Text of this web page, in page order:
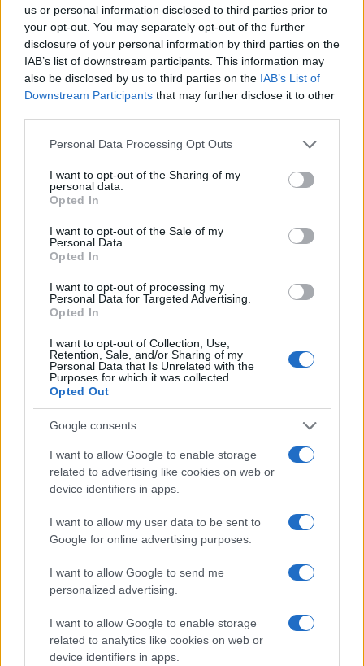
us or personal information disclosed to third parties prior to
your opt-out. You may separately opt-out of the further
disclosure of your personal information by third parties on the
IAB’s list of downstream participants. This information may
also be disclosed by us to third parties on the IAB’s List of
Downstream Participants that may further disclose it to other
Please note that this website/app uses one or more Google
not limited to your visit or usage behaviour. You may click to
grant or deny consent to Google and its third-party tags to
use your data for below specified purposes in below Google
consent section.
Personal Data Processing Opt Outs
I want to opt-out of the Sharing of my
personal data.
Opted In
I want to opt-out of the Sale of my
Personal Data.
Opted In
I want to opt-out of processing my
Personal Data for Targeted Advertising.
Opted In
I want to opt-out of Collection, Use,
Retention, Sale, and/or Sharing of my
Personal Data that Is Unrelated with the
Purposes for which it was collected.
Opted Out
Google consents
I want to allow Google to enable storage
related to advertising like cookies on web or
device identifiers in apps.
I want to allow my user data to be sent to
Google for online advertising purposes.
I want to allow Google to send me
personalized advertising.
I want to allow Google to enable storage
related to analytics like cookies on web or
device identifiers in apps.
Ricevi le nostre ultime news
daGoogle News
Condividi l'articolo
F
a
ce
b
o
o
k
w
it
te
r
Pi
n
re
W
h
s
p
p
h
re
Prossimo articolo
NOTIZIE RECENTI
Controlli rafforzati in Costa Smeralda, 20
arresti e 135 denunce
Tre milioni di euro dalla Provincia Gallura per
nuove aule nelle scuole di Olbia
Incidente sulla provinciale 125, paura tra Olbia e
Arzachena
Incidente sulla strada provinciale ad Arzachena,
un ferito